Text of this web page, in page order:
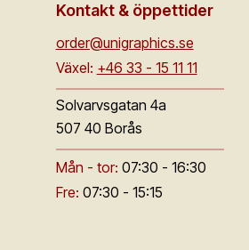
Kontakt & öppettider
order@unigraphics.se
Växel: +46 33 - 15 11 11
Solvarvsgatan 4a
507 40 Borås
Mån - tor: 07:30 - 16:30
Fre: 07:30 - 15:15